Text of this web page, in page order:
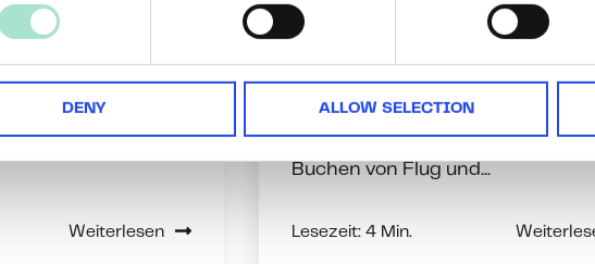
DENY ALLOW SELECTION
sich im
dezentrale
Weiterlesen
Dienstreise
reibungslos
Die durchdachte Planung einer
Geschäftsreise erfordert mehr als
Buchen von Flug und...
Lesezeit: 4 Min.